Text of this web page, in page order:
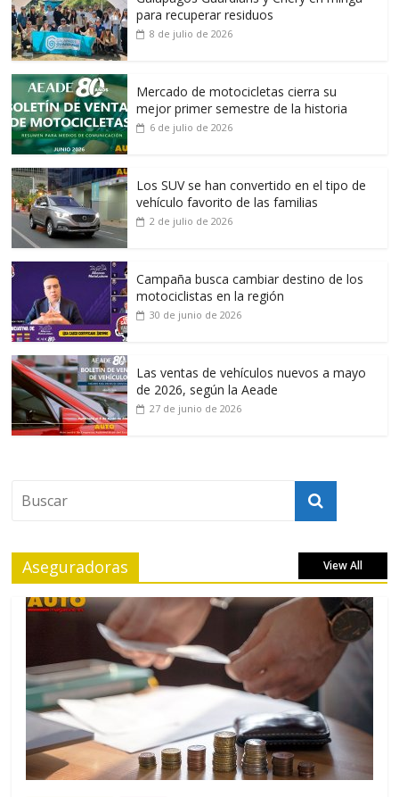
para recuperar residuos
8 de julio de 2026
Mercado de motocicletas cierra su
mejor primer semestre de la historia
6 de julio de 2026
Los SUV se han convertido en el tipo de
vehículo favorito de las familias
2 de julio de 2026
Campaña busca cambiar destino de los
motociclistas en la región
30 de junio de 2026
Las ventas de vehículos nuevos a mayo
de 2026, según la Aeade
27 de junio de 2026
Aseguradoras View All